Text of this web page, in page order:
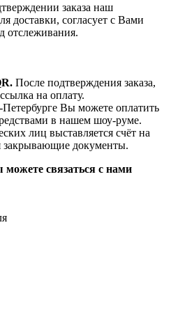
заказа наш
доставки, согласует с Вами
отслеживания.
После подтверждения заказа,
на оплату.
Вы можете оплатить
в нашем шоу-руме.
лиц выставляется счёт на
закрывающие документы.
связаться с нами